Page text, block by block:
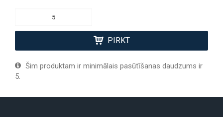
PIRKT
Šim produktam ir minimālais pasūtīšanas daudzums ir
5.